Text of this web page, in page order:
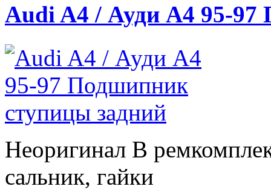
Audi A4 / Ауди А4 95-97
Неоригинал В
сальник, гайки